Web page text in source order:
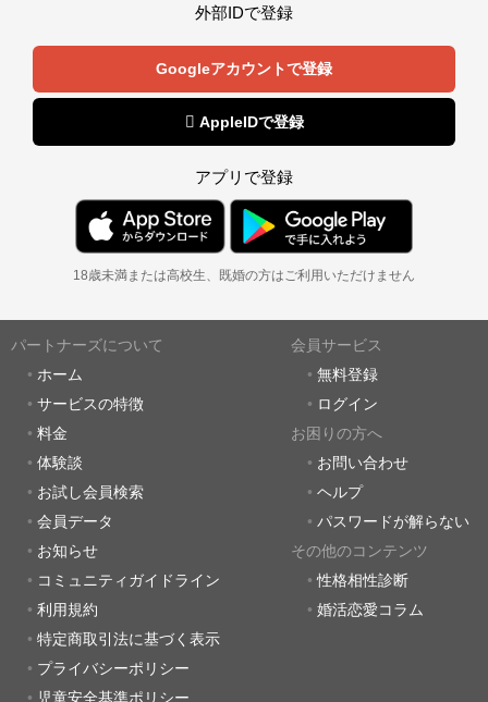
外部IDで登録
Googleアカウントで登録
 AppleIDで登録
アプリで登録
18歳未満または高校生、既婚の方はご利用いただけません
パートナーズについて
ホーム
サービスの特徴
料金
体験談
お試し会員検索
会員データ
お知らせ
コミュニティガイドライン
利用規約
特定商取引法に基づく表示
プライバシーポリシー
児童安全基準ポリシー
会員サービス
無料登録
ログイン
お困りの方へ
お問い合わせ
ヘルプ
パスワードが解らない
その他のコンテンツ
性格相性診断
婚活恋愛コラム